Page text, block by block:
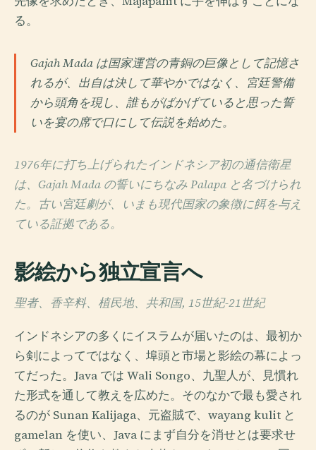
る。
Gajah Mada は国家運営の青銅の巨像として記憶さ
れるが、出自は決して華やかではなく、宮廷警備
から頭角を現し、誰もがばかげていると思った誓
いを宴の席で口にして伝説を始めた。
1976年に打ち上げられたインドネシア初の通信衛星
は、Gajah Mada の誓いにちなみ Palapa と名づけられ
た。古い宮廷劇が、いまも現代国家の象徴に餌を与え
ている証拠である。
影絵から独立宣言へ
聖者、香辛料、植民地、共和国, 15世紀-21世紀
インドネシアの多くにイスラムが届いたのは、最初か
ら剣によってではなく、埠頭と市場と影絵の幕によっ
てだった。Java では Wali Songo、九聖人が、見慣れ
た形式を通して教えを広めた。そのなかで最も愛され
るのが Sunan Kalijaga、元盗賊で、wayang kulit と
gamelan を使い、Java にまず自分を消せとは要求せ